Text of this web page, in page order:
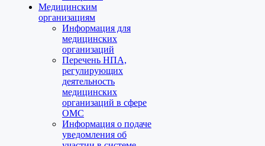
Медицинским
организациям
Информация для
медицинских
организаций
Перечень НПА,
регулирующих
деятельность
медицинских
организаций в сфере
ОМС
Информация о подаче
уведомления об